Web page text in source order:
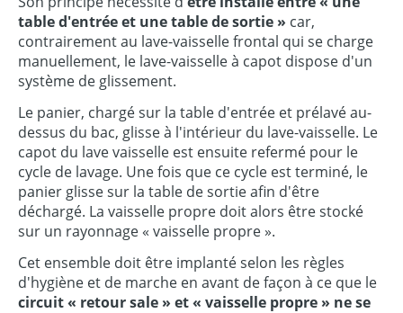
table d'entrée et une table de sortie » car,
contrairement au lave-vaisselle frontal qui se charge
manuellement, le lave-vaisselle à capot dispose d'un
système de glissement.
Le panier, chargé sur la table d'entrée et prélavé au-
dessus du bac, glisse à l'intérieur du lave-vaisselle. Le
capot du lave vaisselle est ensuite refermé pour le
cycle de lavage. Une fois que ce cycle est terminé, le
panier glisse sur la table de sortie afin d'être
déchargé. La vaisselle propre doit alors être stocké
sur un rayonnage « vaisselle propre ».
Cet ensemble doit être implanté selon les règles
d'hygiène et de marche en avant de façon à ce que le
circuit « retour sale » et « vaisselle propre » ne se